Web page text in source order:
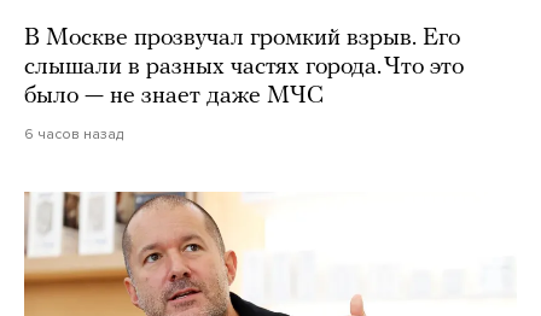
В Москве прозвучал громкий взрыв. Его
слышали в разных частях города. Что это
было — не знает даже МЧС
6 часов назад